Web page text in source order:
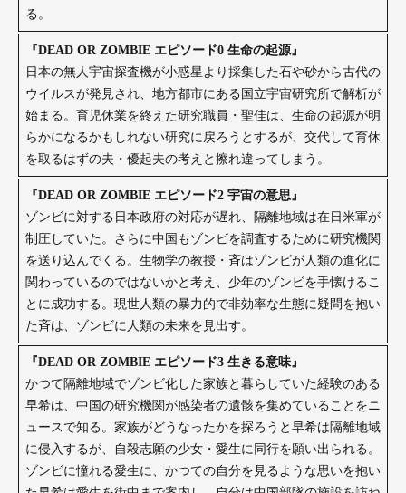
る。
『DEAD OR ZOMBIE エピソード0 ⽣命の起源』
⽇本の無⼈宇宙探査機が⼩惑星より採集した⽯や砂から古代の
ウイルスが発⾒され、地⽅都市にある国⽴宇宙研究所で解析が
始まる。育児休業を終えた研究職員・聖佳は、⽣命の起源が明
らかになるかもしれない研究に戻ろうとするが、交代して育休
を取るはずの夫・優起夫の考えと擦れ違ってしまう。
『DEAD OR ZOMBIE エピソード2 宇宙の意思』
ゾンビに対する⽇本政府の対応が遅れ、隔離地域は在⽇⽶軍が
制圧していた。さらに中国もゾンビを調査するために研究機関
を送り込んでくる。⽣物学の教授・⻫はゾンビが⼈類の進化に
関わっているのではないかと考え、少年のゾンビを⼿懐けるこ
とに成功する。現世⼈類の暴⼒的で⾮効率な⽣態に疑問を抱い
た⻫は、ゾンビに⼈類の未来を⾒出す。
『DEAD OR ZOMBIE エピソード3 ⽣きる意味』
かつて隔離地域でゾンビ化した家族と暮らしていた経験のある
早希は、中国の研究機関が感染者の遺骸を集めていることをニ
ュースで知る。家族がどうなったかを探ろうと早希は隔離地域
に侵⼊するが、⾃殺志願の少⼥・愛⽣に同⾏を願い出られる。
ゾンビに憧れる愛⽣に、かつての⾃分を⾒るような思いを抱い